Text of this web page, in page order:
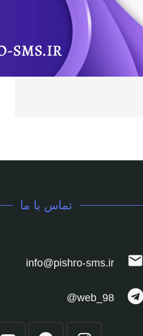
تماس با ما
mail
info@pishro-sms.ir
web_98@